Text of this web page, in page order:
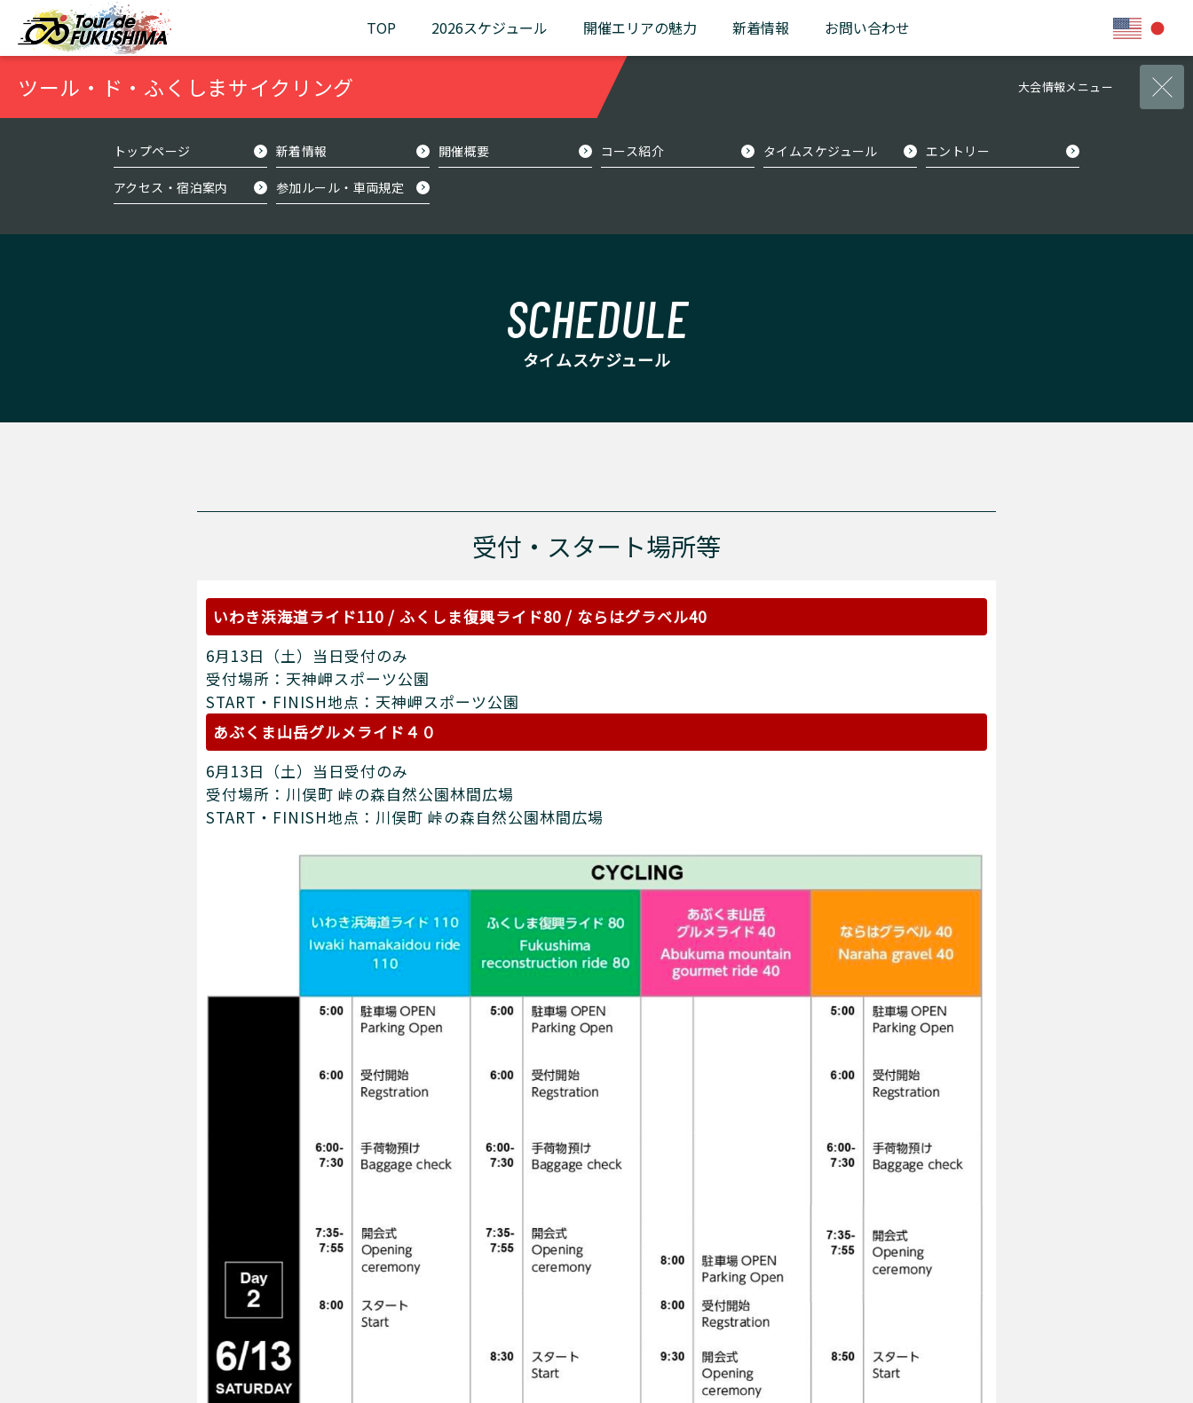
TOP 2026スケジュール
UCI公認市民ロードレース
ツール・ド・ふくしま
開催エリアの魅力 新着情報 お問い合わせ
ツール・ド・ふくしまサイクリング
トップページ 新着情報 開催概要 コース紹介 タイムスケジュール エントリー
アクセス・宿泊案内 参加ルール・車両規定
SCHEDULE
タイムスケジュール
受付・スタート場所等
いわき浜海道ライド110 / ふくしま復興ライド80 / ならはグラベル40
6月13日（土）当日受付のみ
受付場所：天神岬スポーツ公園
START・FINISH地点：天神岬スポーツ公園
あぶくま山岳グルメライド４０
6月13日（土）当日受付のみ
受付場所：川俣町 峠の森自然公園林間広場
START・FINISH地点：川俣町 峠の森自然公園林間広場